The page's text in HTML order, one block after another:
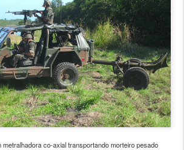
metralhadora co-axial transportando morteiro pesado